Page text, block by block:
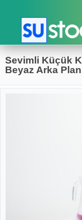
Sevimli Küçük
Beyaz Arka